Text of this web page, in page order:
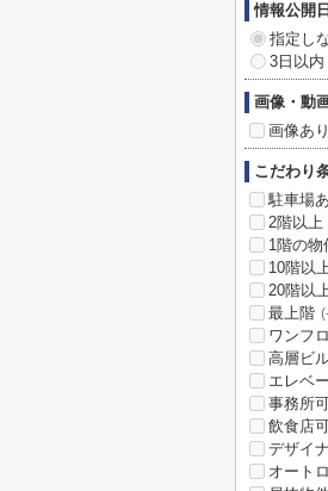
情報公開日
指定し
3日以内
画像・動
画像あり
こだわり
駐車場
2階以上
1階の物
10階以
20階以
最上階
ワンフ
高層ビ
エレベ
事務所
飲食店
デザイ
オート